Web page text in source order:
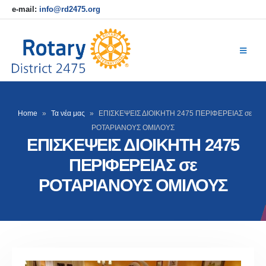
e-mail: info@rd2475.org
Home » Τα νέα μας »
ΕΠΙΣΚΕΨΕΙΣ ΔΙΟΙΚΗΤΗ 2475 ΠΕΡΙΦΕΡΕΙΑΣ σε
ΡΟΤΑΡΙΑΝΟΥΣ ΟΜΙΛΟΥΣ
ΕΠΙΣΚΕΨΕΙΣ ΔΙΟΙΚΗΤΗ 2475
ΠΕΡΙΦΕΡΕΙΑΣ σε
ΡΟΤΑΡΙΑΝΟΥΣ ΟΜΙΛΟΥΣ